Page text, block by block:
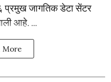
प्रमुख जागतिक डेटा सेंटर
आहे. ...
More